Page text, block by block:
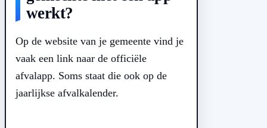
werkt?
Op de website van je gemeente vind je
vaak een link naar de officiële
afvalapp. Soms staat die ook op de
jaarlijkse afvalkalender.